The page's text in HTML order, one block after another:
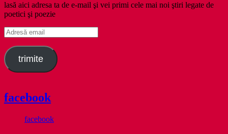
lasă aici adresa ta de e-mail şi vei primi cele mai noi ştiri legate de
poetici şi poezie
Adresă
email
trimite
facebook
facebook